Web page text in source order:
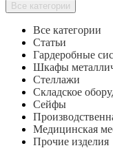
Все категории
Все категории
Статьи
Гардеробные
Шкафы
Стеллажи
Складское
Сейфы
Медицинская
Прочие изделия